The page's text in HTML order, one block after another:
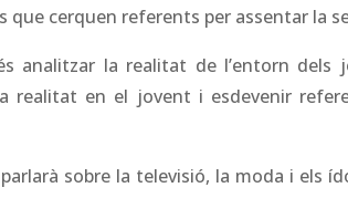
que cerquen referents per assentar la
analitzar la realitat de l’entorn dels
realitat en el jovent i esdevenir
sobre la televisió, la moda i els